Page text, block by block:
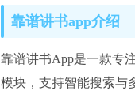
靠谱讲书app介绍
靠谱讲书App是一款专
模块，支持智能搜索与